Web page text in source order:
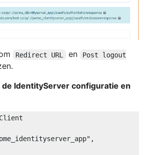
Redirect URL en
Post logout
de IdentityServer configuratie en
,